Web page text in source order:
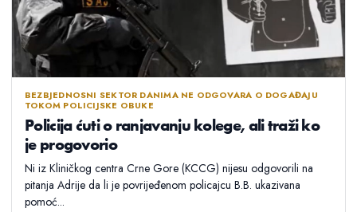
BEZBJEDNOSNI SEKTOR DANIMA NE ODGOVARA O DOGAĐAJU
TOKOM POLICIJSKE OBUKE
Policija ćuti o ranjavanju kolege, ali traži ko
je progovorio
Ni iz Kliničkog centra Crne Gore (KCCG) nijesu odgovorili na
pitanja Adrije da li je povrijeđenom policajcu B.B. ukazivana
pomoć...